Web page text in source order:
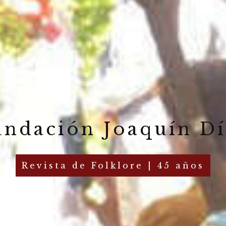
Joaquín
Revista de Folklore | 45 años